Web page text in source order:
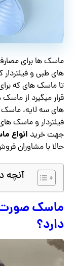
ماسک ها برای
های طبی و
تا ماسک های که
قرار میگیرد از
فیلتردار و ماسک
جهت خرید انواع
حالا با مشاوران
آنچه
ماسک صورت
دارد؟